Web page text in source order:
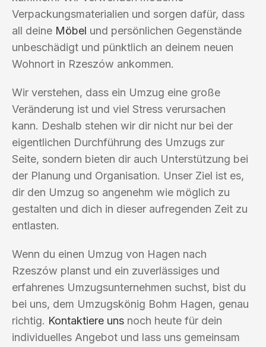
Verpackungsmaterialien und sorgen dafür, dass
all deine Möbel und persönlichen Gegenstände
unbeschädigt und pünktlich an deinem neuen
Wohnort in Rzeszów ankommen.
Wir verstehen, dass ein Umzug eine große
Veränderung ist und viel Stress verursachen
kann. Deshalb stehen wir dir nicht nur bei der
eigentlichen Durchführung des Umzugs zur
Seite, sondern bieten dir auch Unterstützung bei
der Planung und Organisation. Unser Ziel ist es,
dir den Umzug so angenehm wie möglich zu
gestalten und dich in dieser aufregenden Zeit zu
entlasten.
Wenn du einen Umzug von Hagen nach
Rzeszów planst und ein zuverlässiges und
erfahrenes Umzugsunternehmen suchst, bist du
bei uns, dem Umzugskönig Bohm Hagen, genau
richtig. Kontaktiere uns noch heute für dein
individuelles Angebot und lass uns gemeinsam